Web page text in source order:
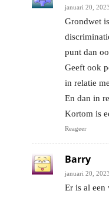
januari 20,
Grondwet
punt dan
Geeft ook
in relatie
En dan in
Kortom is
Reageer
Barry
januari 20,
Er is al een